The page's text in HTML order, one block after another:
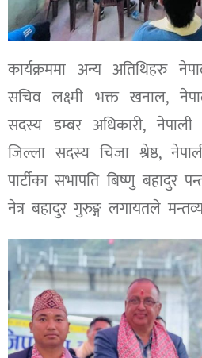
कार्यक्रममा अन्य अतिथिहरु
सचिव लक्ष्मी भक्त खनाल,
सदस्य डम्बर अधिकारी, नेपाली
जिल्ला सदस्य चिजा श्रेष्ठ,
पार्टीका सभापति बिष्णु बहादुर
नेत्र बहादुर गुरुङ्ग लगायतले